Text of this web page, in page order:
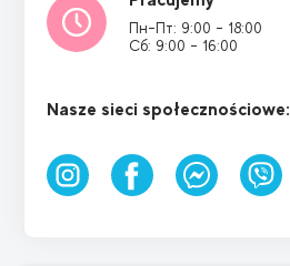
Пн-Пт: 9:00 - 18:00
Сб: 9:00 - 16:00
Nasze sieci społecznościowe: